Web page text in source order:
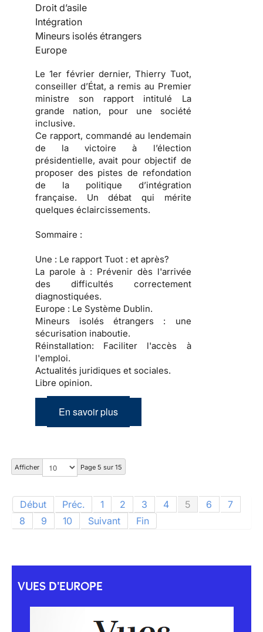
Droit d’asile
Intégration
Mineurs isolés étrangers
Europe
Le 1er février dernier, Thierry Tuot,
conseiller d’État, a remis au Premier
ministre son rapport intitulé La
grande nation, pour une société
inclusive.
Ce rapport, commandé au lendemain
de la victoire à l’élection
présidentielle, avait pour objectif de
proposer des pistes de refondation
de la politique d’intégration
française. Un débat qui mérite
quelques éclaircissements.
Sommaire :
Une : Le rapport Tuot : et après?
La parole à : Prévenir dès l'arrivée
des difficultés correctement
diagnostiquées.
Europe : Le Système Dublin.
Mineurs isolés étrangers : une
sécurisation inaboutie.
Réinstallation: Faciliter l'accès à
l'emploi.
Actualités juridiques et sociales.
Libre opinion.
En savoir plus
Afficher Page 5 sur 15
Début Préc. 1 2 3 4 5 6
7
8
9 10 Suivant Fin
VUES D'EUROPE